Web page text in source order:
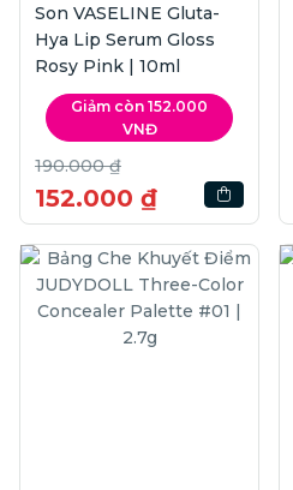
Son VASELINE Gluta-
Hya Lip Serum Gloss
Rosy Pink | 10ml
Giảm còn 152.000
VNĐ
190.000 ₫
152.000 ₫